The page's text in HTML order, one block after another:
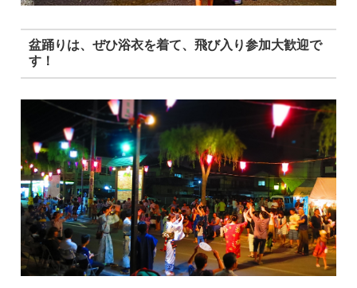
盆踊りは、ぜひ浴衣を着て、飛び入り参加大歓迎で
す！